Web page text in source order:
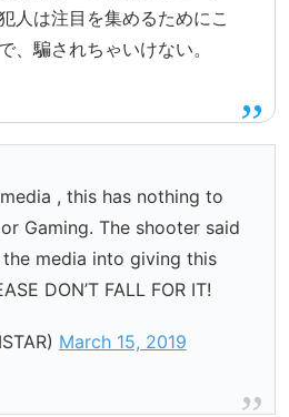
人は注目を集めるためにこ
、騙されちゃいけない。
, this has nothing to
Gaming. The shooter said
media into giving this
DON’T FALL FOR IT!
March 15, 2019